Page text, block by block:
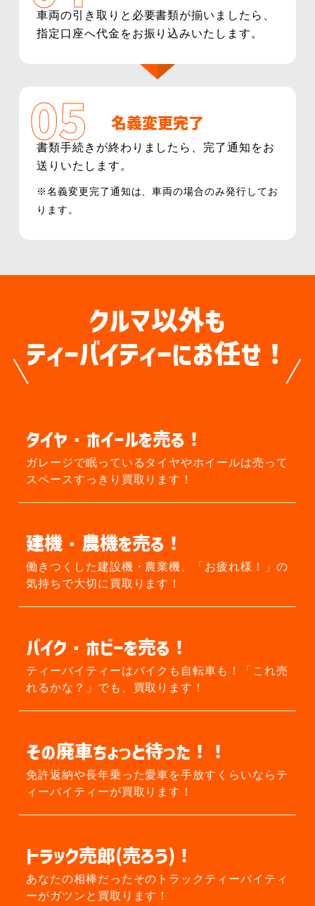
車両の引き取りと必要書類が揃いましたら、
指定口座へ代金をお振り込みいたします。
名義変更完了
書類手続きが終わりましたら、完了通知をお
送りいたします。
※名義変更完了通知は、車両の場合のみ発行してお
ります。
クルマ以外も
ティーバイティーにお任せ！
タイヤ・ホイールを売る！
ガレージで眠っているタイヤやホイールは売って
スペースすっきり買取ります！
建機・農機を売る！
働きつくした建設機・農業機、
「お疲れ様！」の
気持ちで大切に買取ります！
バイク・ホビーを売る！
ティーバイティーはバイクも自転車も！
「これ売
れるかな？」でも、買取ります！
その廃車ちょっと待った！！
免許返納や長年乗った愛車を手放すくらいなら テ
ィーバイティーが買取ります！
トラック売郎(売ろう)！
あなたの相棒だったそのトラック ティーバイティ
ーがガツンと買取ります！